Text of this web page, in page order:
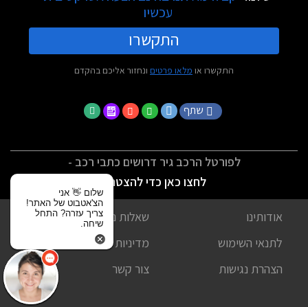
עכשיו
התקשרו
התקשרו או מלאו פרטים ונחזור אליכם בהקדם
שתף
לפורטל הרכב גיר דרושים כתבי רכב -
לחצו כאן כדי להצטרף
אודותינו
שאלות נפוצות
לתנאי השימוש
מדיניות פרטיות
הצהרת נגישות
צור קשר
שלום 👋 אני
הצ'אטבוט של האתר!
צריך עזרה? התחל
שיחה.